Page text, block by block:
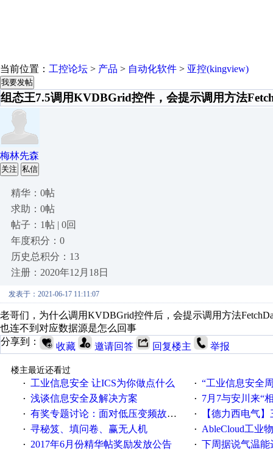
当前位置： 工控论坛 > 产品 > 自动化软件 > 亚控(kingview)
我要发帖
组态王7.5调用KVDBGrid控件，会提示调用方法
梅林先森
关注 私信
精华：0帖
求助：0帖
帖子：1帖 | 0回
年度积分：0
历史总积分：13
注册：2020年12月18日
发表于：2021-06-17 11:11:07
老哥们，为什么调用KVDBGrid控件后，会提示调用方法
也连不到对应数据源是怎么回事
分享到：
收藏 邀请回答 回复楼主 举报
楼主最近还看过
·
工业信息安全 让ICS为你做点什么 · “工业信息安全周之我见”
· 浅谈信息安全及解决方案 · 7月7与安川来“
· 有奖专题讨论：面对低压变频故障，老手是这样解决的！ · 【德力西电气】三
· 寻秘笈、填问卷、赢无人机 · AbleCloud工业物联
· 2017年6月份精华帖奖励发放公告 · 下周据说气温能